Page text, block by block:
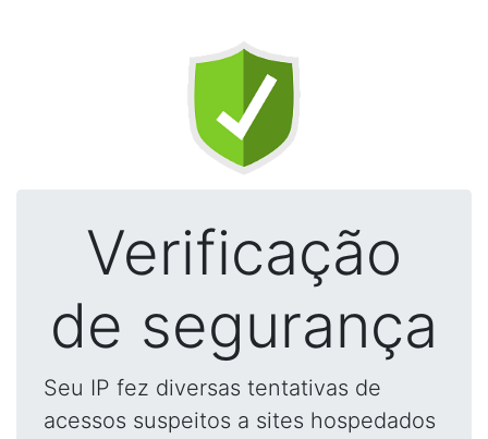
Verificação
de segurança
Seu IP fez diversas tentativas de
acessos suspeitos a sites hospedados